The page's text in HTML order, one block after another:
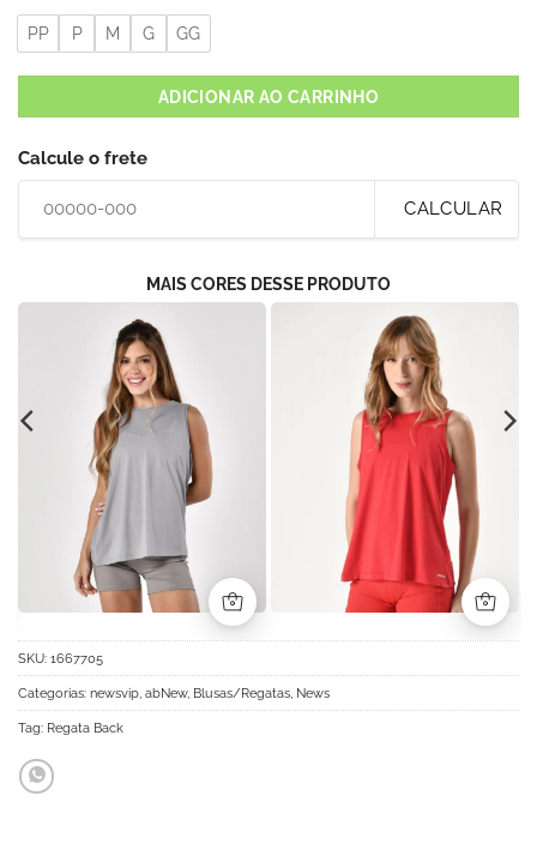
PP P M G GG
ADICIONAR AO CARRINHO
Calcule o frete
CALCULAR
MAIS CORES DESSE PRODUTO
SKU: 1667705
Categorias: newsvip, abNew, Blusas/Regatas, News
Tag: Regata Back